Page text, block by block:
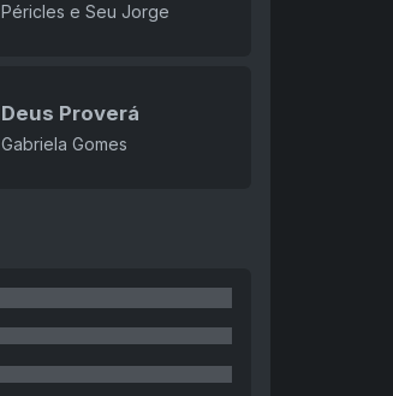
Péricles e Seu Jorge
Deus Proverá
Gabriela Gomes